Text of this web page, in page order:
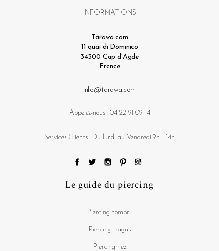
INFORMATIONS
Tarawa.com
11 quai di Dominico
34300 Cap d'Agde
France
info@tarawa.com
Appelez-nous : 04 22 91 09 14
Services Clients : Du lundi au Vendredi 9h - 14h
Le guide du piercing
Piercing nombril
Piercing tragus
Piercing nez